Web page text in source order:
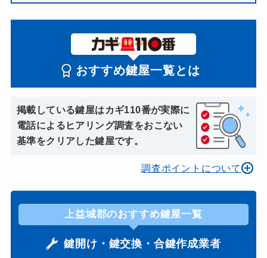
おすすめ鍵屋一覧とは
掲載している鍵屋はカギ110番が実際に
電話によるヒアリング調査をおこない
基準をクリアした鍵屋です。
調査ポイントについて
上益城郡のおすすめ鍵屋一覧
鍵開け・鍵交換・合鍵作成業者